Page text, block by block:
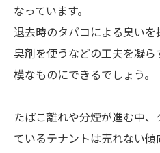
なっています。
退去時のタバコによる臭い
臭剤を使うなどの工夫を凝
模なものにできるでしょう。
たばこ離れや分煙が進む中
ているテナントは売れない